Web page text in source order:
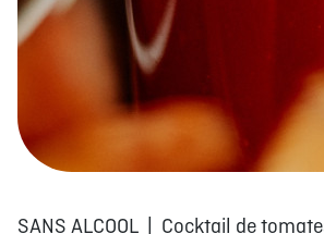
SANS ALCOOL | Cocktail de